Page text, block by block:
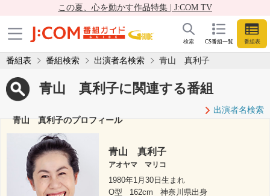
この夏、心を動かす作品特集 | J:COM TV
CS番組一覧 番組表
検索
番組表 番組検索 出演者名検索 青山 真利子
青山 真利子に関連する番組
出演者名検索
青山 真利子のプロフィール
青山 真利子
アオヤマ マリコ
1980年1月30日生まれ
O型
162cm
神奈川県出身